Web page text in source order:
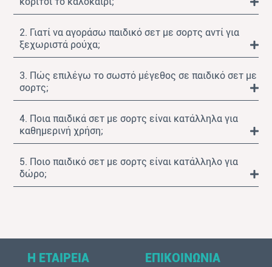
2. Γιατί να αγοράσω παιδικό σετ με σορτς αντί για
ξεχωριστά ρούχα;
3. Πώς επιλέγω το σωστό μέγεθος σε παιδικό σετ με
σορτς;
4. Ποια παιδικά σετ με σορτς είναι κατάλληλα για
καθημερινή χρήση;
5. Ποιο παιδικό σετ με σορτς είναι κατάλληλο για
δώρο;
Η ΕΤΑΙΡΕΙΑ ΕΠΙΚΟΙΝΩΝΙΑ